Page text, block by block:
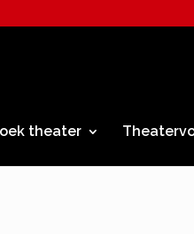
theater